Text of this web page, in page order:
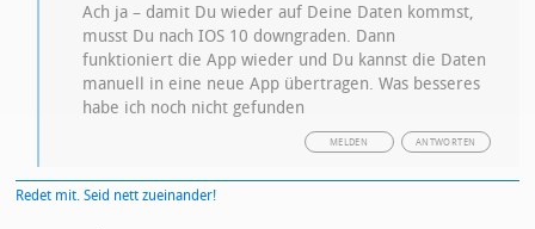
Ach ja – damit Du wieder auf Deine Daten kommst,
musst Du nach IOS 10 downgraden. Dann
funktioniert die App wieder und Du kannst die Daten
manuell in eine neue App übertragen. Was besseres
habe ich noch nicht gefunden
ANTWORTEN
MELDEN
Redet mit. Seid nett zueinander!